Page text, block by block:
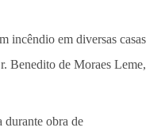
incêndio em diversas casas
Benedito de Moraes Leme,
durante obra de